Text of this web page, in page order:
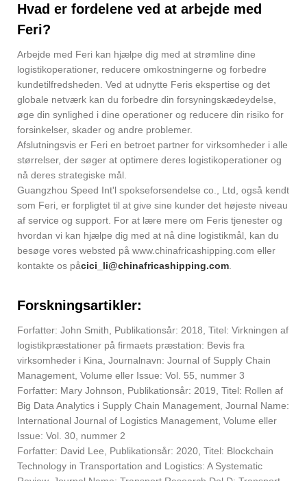
Hvad er fordelene ved at arbejde med
Feri?
Arbejde med Feri kan hjælpe dig med at strømline dine
logistikoperationer, reducere omkostningerne og forbedre
kundetilfredsheden. Ved at udnytte Feris ekspertise og det
globale netværk kan du forbedre din forsyningskædeydelse,
øge din synlighed i dine operationer og reducere din risiko for
forsinkelser, skader og andre problemer.
Afslutningsvis er Feri en betroet partner for virksomheder i alle
størrelser, der søger at optimere deres logistikoperationer og
nå deres strategiske mål.
Guangzhou Speed Int'l spokseforsendelse co., Ltd, også kendt
som Feri, er forpligtet til at give sine kunder det højeste niveau
af service og support. For at lære mere om Feris tjenester og
hvordan vi kan hjælpe dig med at nå dine logistikmål, kan du
besøge vores websted på www.chinafricashipping.com eller
kontakte os påcici_li@chinafricashipping.com
Forskningsartikler:
Forfatter: John Smith, Publikationsår: 2018, Titel: Virkningen af
logistikpræstationer på firmaets præstation: Bevis fra
virksomheder i Kina, Journalnavn: Journal of Supply Chain
Management, Volume eller Issue: Vol. 55, nummer 3
Forfatter: Mary Johnson, Publikationsår: 2019, Titel: Rollen af
Big Data Analytics i Supply Chain Management, Journal Name:
International Journal of Logistics Management, Volume eller
Issue: Vol. 30, nummer 2
Forfatter: David Lee, Publikationsår: 2020, Titel: Blockchain
Technology in Transportation and Logistics: A Systematic